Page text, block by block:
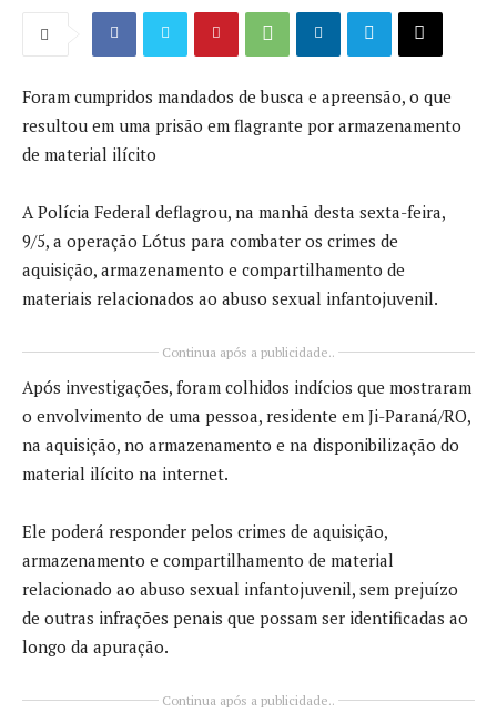
Foram cumpridos mandados de busca e apreensão, o que
resultou em uma prisão em flagrante por armazenamento
de material ilícito
A Polícia Federal deflagrou, na manhã desta sexta-feira,
9/5, a operação Lótus para combater os crimes de
aquisição, armazenamento e compartilhamento de
materiais relacionados ao abuso sexual infantojuvenil.
Continua após a publicidade..
Após investigações, foram colhidos indícios que mostraram
o envolvimento de uma pessoa, residente em Ji-Paraná/RO,
na aquisição, no armazenamento e na disponibilização do
material ilícito na internet.
Ele poderá responder pelos crimes de aquisição,
armazenamento e compartilhamento de material
relacionado ao abuso sexual infantojuvenil, sem prejuízo
de outras infrações penais que possam ser identificadas ao
longo da apuração.
Continua após a publicidade..